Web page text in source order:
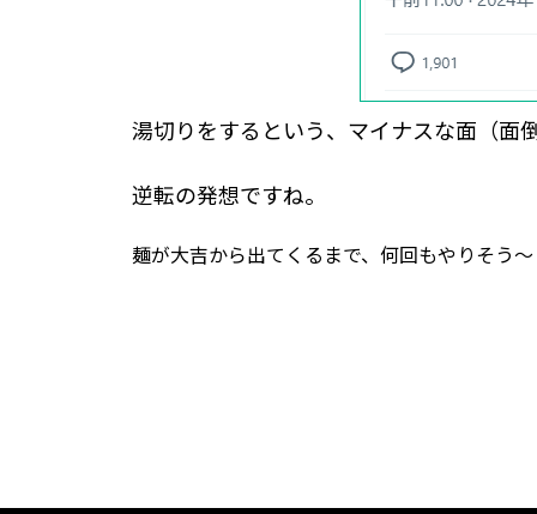
湯切りをするという、マイナスな面（面
逆転の発想ですね。
麺が大吉から出てくるまで、何回もやりそう～